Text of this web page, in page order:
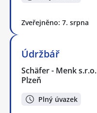
Zveřejněno: 7. srpna
Údržbář
Schäfer - Menk s.r.o.
Plzeň
Plný úvazek